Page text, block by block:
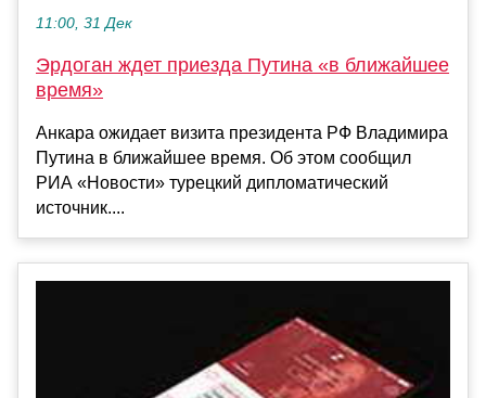
11:00, 31 Дек
Эрдоган ждет приезда Путина «в ближайшее
время»
Анкара ожидает визита президента РФ Владимира
Путина в ближайшее время. Об этом сообщил
РИА «Новости» турецкий дипломатический
источник....